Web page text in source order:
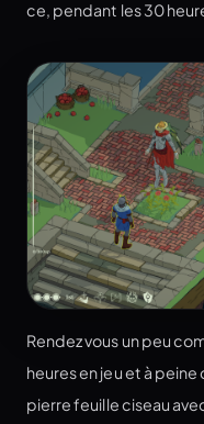
ce, pendant les 30
Rendez vous un peu
heures en jeu et à peine
pierre feuille ciseau